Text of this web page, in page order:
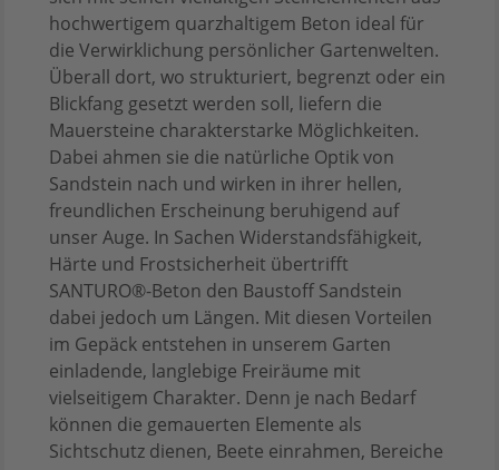
hochwertigem quarzhaltigem Beton ideal für
die Verwirklichung persönlicher Gartenwelten.
Überall dort, wo strukturiert, begrenzt oder ein
Blickfang gesetzt werden soll, liefern die
Mauersteine charakterstarke Möglichkeiten.
Dabei ahmen sie die natürliche Optik von
Sandstein nach und wirken in ihrer hellen,
freundlichen Erscheinung beruhigend auf
unser Auge. In Sachen Widerstandsfähigkeit,
Härte und Frostsicherheit übertrifft
SANTURO®-Beton den Baustoff Sandstein
dabei jedoch um Längen. Mit diesen Vorteilen
im Gepäck entstehen in unserem Garten
einladende, langlebige Freiräume mit
vielseitigem Charakter. Denn je nach Bedarf
können die gemauerten Elemente als
Sichtschutz dienen, Beete einrahmen, Bereiche